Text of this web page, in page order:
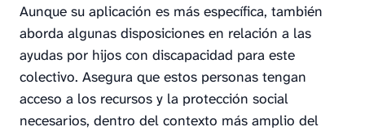
Aunque su aplicación es más específica, también
aborda algunas disposiciones en relación a las
ayudas por hijos con discapacidad para este
colectivo. Asegura que estos personas tengan
acceso a los recursos y la protección social
necesarios, dentro del contexto más amplio del